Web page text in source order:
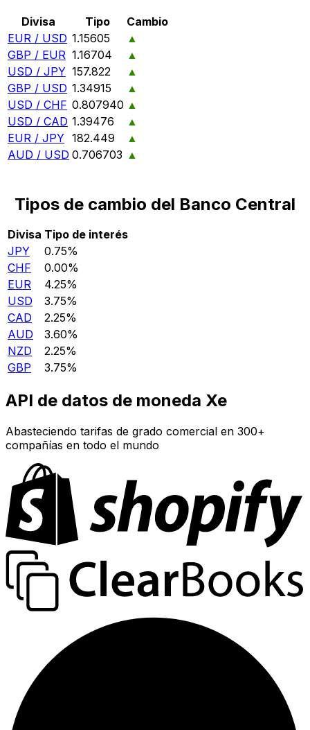
Divisa Tipo
Cambio
EUR / USD 1.15605
▲
GBP / EUR 1.16704
▲
USD / JPY 157.822
▲
GBP / USD 1.34915
▲
USD / CHF 0.807940 ▲
USD / CAD 1.39476
▲
EUR / JPY 182.449
▲
AUD / USD 0.706703 ▲
Tipos de cambio del Banco Central
Divisa Tipo de interés
JPY
0.75%
CHF
0.00%
EUR
4.25%
USD
3.75%
CAD
2.25%
AUD
3.60%
NZD
2.25%
GBP
3.75%
API de datos de moneda Xe
Abasteciendo tarifas de grado comercial en 300+
compañías en todo el mundo